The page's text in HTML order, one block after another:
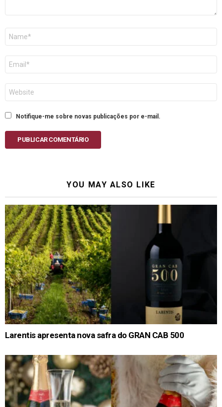
mail
Notifique-me sobre novas publicações por e-mail.
PUBLICAR COMENTÁRIO
YOU MAY ALSO LIKE
Larentis apresenta nova safra do GRAN CAB 500